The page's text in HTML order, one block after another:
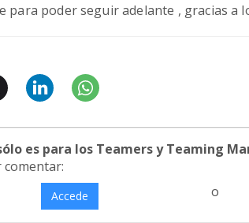
para poder seguir adelante , gracias a
es para los Teamers y Teaming
comentar:
Accede o